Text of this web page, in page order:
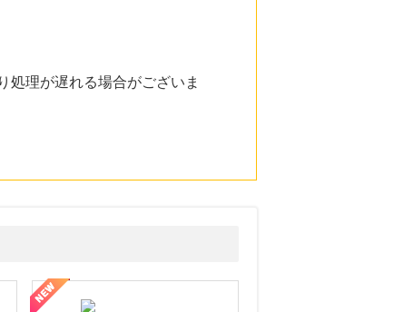
処理が遅れる場合がございま